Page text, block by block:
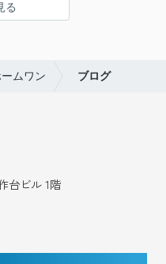
る
ムワン ブログ
台ビル 1階